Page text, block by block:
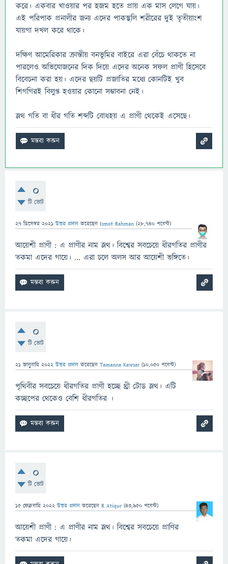
করে। একবার খাওয়ার পর হজম হতে প্রায় এক মাস লেগে যায়।
এই পরিপাক প্রনালীর জন্য এদের পাকস্থলি শরীরের দুই তৃতীয়াংশ
যায়গা দখল করে থাকে।
দক্ষিণ আমেরিকার ক্রান্তীয় বনভূমির বাইরে এরা বেঁচে থাকতে না
পারলেও অভিযোজনের দিক দিয়ে এদের অনেক সফল প্রাণী হিসেবে
বিবেচনা করা হয়। এদের ছয়টি প্রজাতির মধ্যে কোনটিই খুব
শিগগিরই বিলুপ্ত হওয়ার কোনো সম্ভাবনা নেই।
স্লথ গতি বা ধীর গতি শব্দটি বোধহয় এ প্রাণী থেকেই এসেছে।
0
টি ভোট
27 ডিসেম্বর 2021 উত্তর প্রদান করেছেন Ismot Rahman (28,740 পয়েন্ট)
আয়েশী প্রাণী : এ প্রাণীর নাম স্লথ। বিশ্বের সবচেয়ে ধীরগতির প্রাণীর
তকমা এদের গায়ে। ... এরা চলে অলস আর আয়েশী ভঙ্গিতে।
0
টি ভোট
21 জানুয়ারি 2022 উত্তর প্রদান করেছেন Tamanna Kawsar (10,050 পয়েন্ট)
পৃথিবীর সবচেয়ে ধীরগতির প্রাণী হচ্ছে থ্রী টোড স্লথ। এটি
কচ্ছপের থেকেও বেশি ধীরগতির ।
0
টি ভোট
15 ফেব্রুয়ারি 2022 উত্তর প্রদান করেছেন R Atiqur (43,950 পয়েন্ট)
আয়েশী প্রাণী : এ প্রাণীর নাম স্লথ। বিশ্বের সবচেয়ে প্রাণির
তকমা এদের গায়ে।